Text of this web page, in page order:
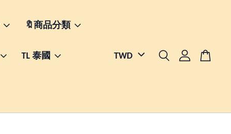
🔖商品分類
TL 泰國